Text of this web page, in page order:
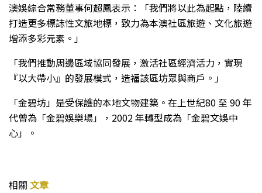
澳娛綜合常務董事何超鳳表示：「我們將以此為起點，陸續
打造更多標誌性文旅地標，致力為本澳社區旅遊、文化旅遊
增添多彩元素。」
「我們推動周邊區域協同發展，激活社區經濟活力，實現
『以大帶小』的發展模式，造福該區坊眾與商戶。」
「金碧坊」是受保護的本地文物建築。在上世紀80 至 90 年
代曾為「金碧娛樂場」，2002 年轉型成為「金碧文娛中
心」。
相關 文章